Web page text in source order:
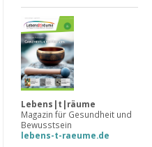
Lebens|t|räume
Magazin für Gesundheit und
Bewusstsein
lebens-t-raeume.de